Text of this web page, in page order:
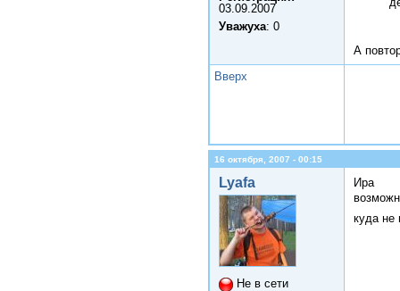
03.09.2007
Уважуха: 0
А
Вверх
16 октября, 2007 - 00:15
Lyafa
Не в сети
Ира
куда